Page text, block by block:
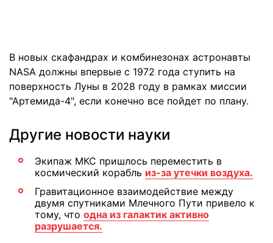
В новых скафандрах и комбинезонах астронавты
NASA должны впервые с 1972 года ступить на
поверхность Луны в 2028 году в рамках миссии
"Артемида-4", если конечно все пойдет по плану.
Другие новости науки
Экипаж МКС пришлось переместить в
космический корабль из-за утечки воздуха.
Гравитационное взаимодействие между
двумя спутниками Млечного Пути привело к
тому, что одна из галактик активно
разрушается.